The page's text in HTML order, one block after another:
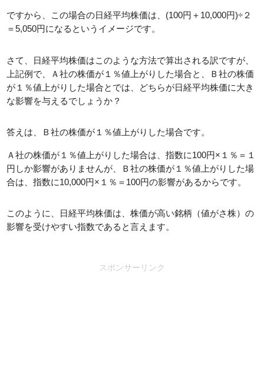
ですから、この場合の日経平均株価は、(100円＋10,000円)÷２
＝5,050円になるというイメージです。
さて、日経平均株価はこのような方法で算出される訳ですが、
上記例で、Ａ社の株価が１％値上がりした場合と、Ｂ社の株価
が１％値上がりした場合とでは、どちらが日経平均株価に大き
な影響を与えるでしょうか？
答えは、Ｂ社の株価が１％値上がりした場合です。
Ａ社の株価が１％値上がりした場合は、指数に100円×１％＝１
円しか影響がありませんが、Ｂ社の株価が１％値上がりした場
合は、指数に10,000円×１％＝100円の影響があるからです。
このように、日経平均株価は、株価が高い銘柄（値がさ株）の
影響を受けやすい指数であると言えます。
スポンサーリンク